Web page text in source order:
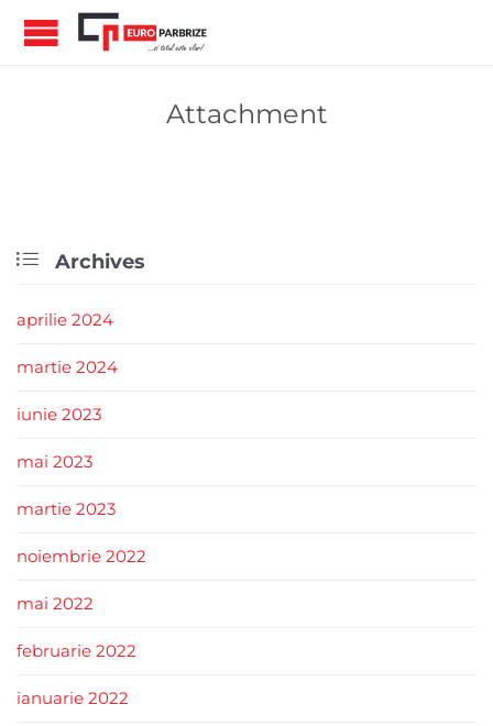
Attachment
 Archives
aprilie 2024
martie 2024
iunie 2023
mai 2023
martie 2023
noiembrie 2022
mai 2022
februarie 2022
ianuarie 2022